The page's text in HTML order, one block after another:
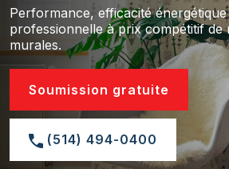
Performance, efficacité
professionnelle à prix compétitif de
murales.
Soumission gratuite
(514) 494-0400